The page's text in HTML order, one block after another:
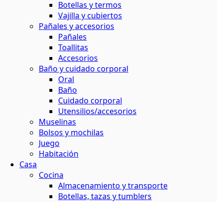
y horticultura
residuos
Botellas y termos
Vajilla y cubiertos
Pañales y accesorios
Pañales
Toallitas
Accesorios
Baño y cuidado corporal
Oral
Baño
Cuidado corporal
Utensilios/accesorios
Muselinas
Bolsos y mochilas
Juego
Habitación
Casa
Cocina
Almacenamiento y transporte
Botellas, tazas y tumblers